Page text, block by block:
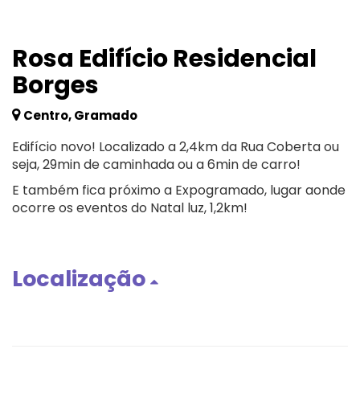
Rosa Edifício Residencial
Borges
Centro, Gramado
Edifício novo! Localizado a 2,4km da Rua Coberta ou
seja, 29min de caminhada ou a 6min de carro!
E também fica próximo a Expogramado, lugar aonde
ocorre os eventos do Natal luz, 1,2km!
Localização